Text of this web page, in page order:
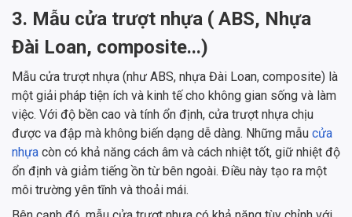
3. Mẫu cửa trượt nhựa ( ABS, Nhựa
Đài Loan, composite...)
Mẫu cửa trượt nhựa (như ABS, nhựa Đài Loan, composite) là
một giải pháp tiện ích và kinh tế cho không gian sống và làm
việc. Với độ bền cao và tính ổn định, cửa trượt nhựa chịu
được va đập mà không biến dạng dễ dàng. Những mẫu cửa
nhựa còn có khả năng cách âm và cách nhiệt tốt, giữ nhiệt độ
ổn định và giảm tiếng ồn từ bên ngoài. Điều này tạo ra một
môi trường yên tĩnh và thoải mái.